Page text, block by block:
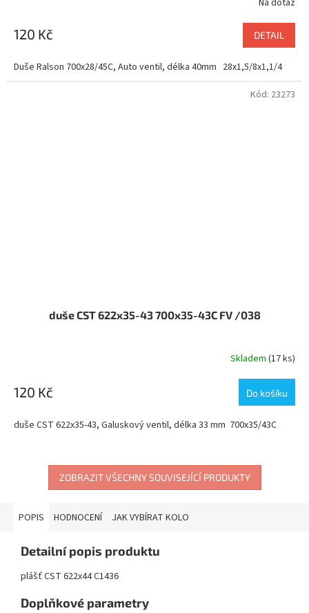
120 Kč DETAIL
Duše Ralson 700x28/45C, Auto ventil, délka 40mm 28x1,5/8x1,1/4
duše CST 622x35-43 700x35-43C FV /038
Skladem (17 ks)
120 Kč Do košíku
duše CST 622x35-43, Galuskový ventil, délka 33 mm 700x35/43C
Kód: 23273
ZOBRAZIT VŠECHNY SOUVISEJÍCÍ PRODUKTY
POPIS HODNOCENÍ JAK VYBÍRAT KOLO
Detailní popis produktu
plášť CST 622x44 C1436
Doplňkové parametry